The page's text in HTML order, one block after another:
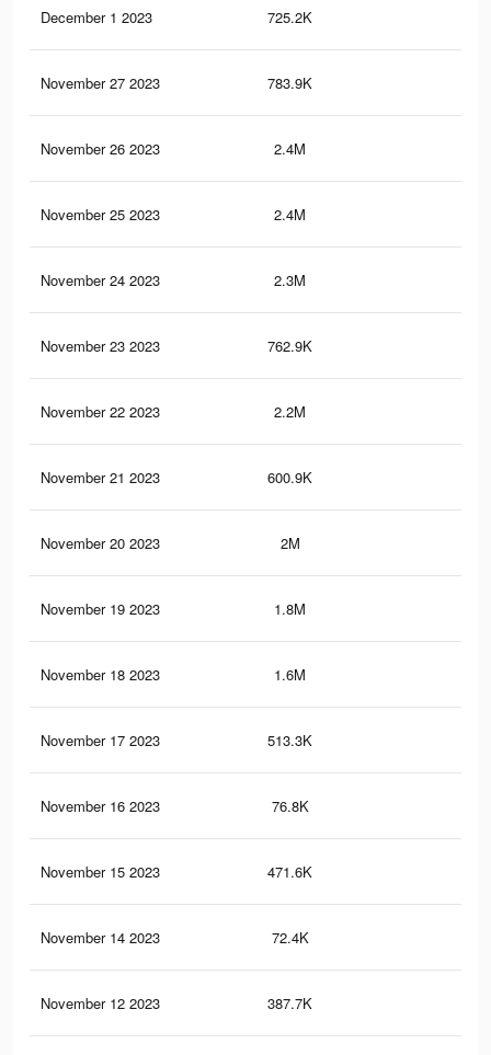
December 1 2023 725.2K
November 27 2023 783.9K
November 26 2023 2.4M
November 25 2023 2.4M
November 24 2023 2.3M
November 23 2023 762.9K
November 22 2023 2.2M
November 21 2023 600.9K
November 20 2023 2M
November 19 2023 1.8M
November 18 2023 1.6M
November 17 2023 513.3K
November 16 2023 76.8K
November 15 2023 471.6K
November 14 2023 72.4K
November 12 2023 387.7K